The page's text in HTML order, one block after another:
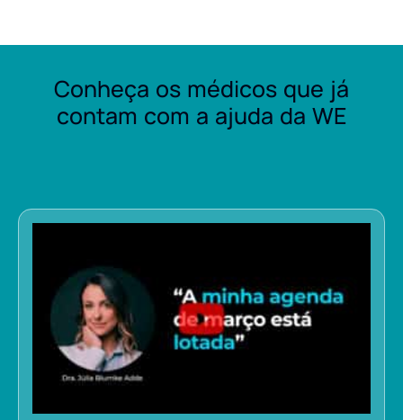
Conheça os médicos que já
contam com a ajuda da WE